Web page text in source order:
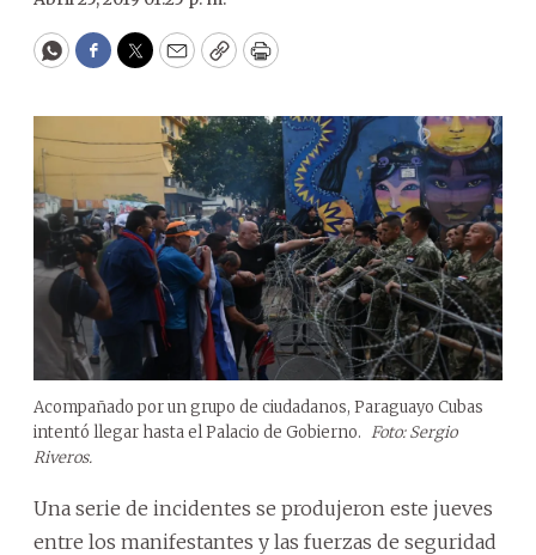
WhatsApp
Facebook
Twitter
EmailCopyPrint
Acompañado por un grupo de ciudadanos, Paraguayo Cubas
intentó llegar hasta el Palacio de Gobierno. Foto: Sergio
Riveros.
Una serie de incidentes se produjeron este jueves
entre los manifestantes y las fuerzas de seguridad